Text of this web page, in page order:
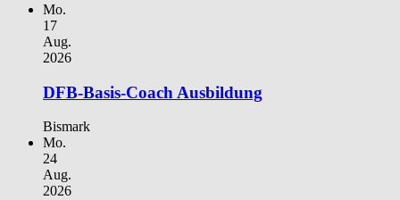
Mo.
17
Aug.
2026
DFB-Basis-Coach Ausbildung
Bismark
Mo.
24
Aug.
2026